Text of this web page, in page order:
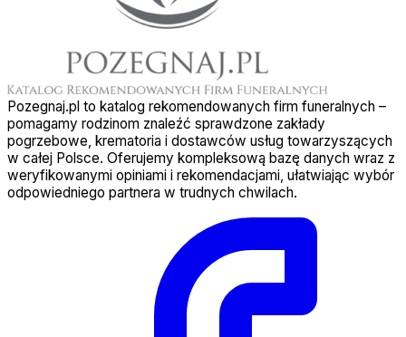
Pozegnaj.pl to katalog rekomendowanych firm funeralnych –
pomagamy rodzinom znaleźć sprawdzone zakłady
pogrzebowe, krematoria i dostawców usług towarzyszących
w całej Polsce. Oferujemy kompleksową bazę danych wraz z
weryfikowanymi opiniami i rekomendacjami, ułatwiając wybór
odpowiedniego partnera w trudnych chwilach.